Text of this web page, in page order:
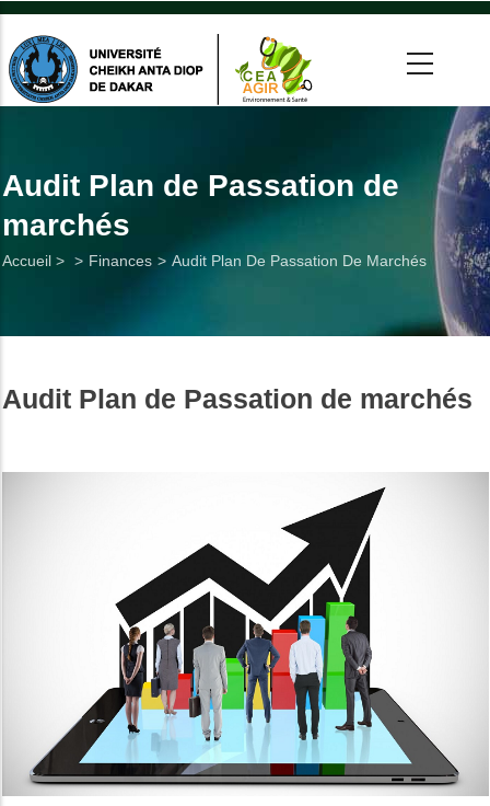
Aller
contenu
principal
Audit Plan de Passation de
marchés
Fil
Accueil > Finances Audit Plan De Passation De Marchés
Audit Plan de Passation de marchés